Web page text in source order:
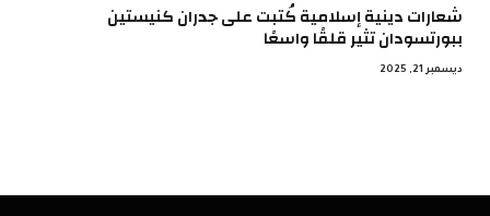
شعارات دينية إسلامية كُتبت على جدران كنيستين
ببورتسودان تثير قلقًا واسعًا
ديسمبر 21, 2025